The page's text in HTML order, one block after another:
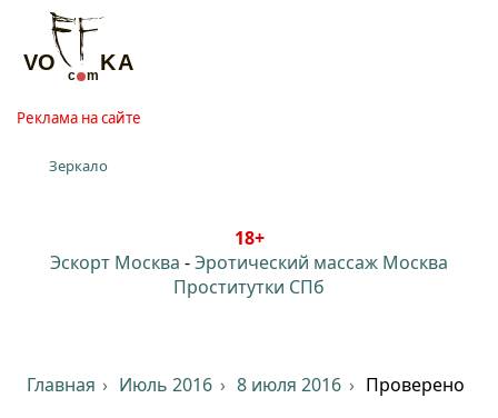
Реклама на сайте
Зеркало
18+
Эскорт Москва -Эротический массаж Москва
Проститутки СПб
Главная Июль 2016 8 июля 2016 Проверено